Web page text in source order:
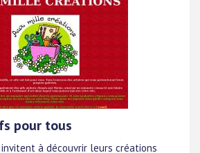
pour tous
à découvrir leurs créations